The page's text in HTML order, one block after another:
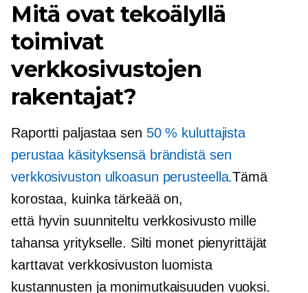
Mitä ovat tekoälyllä
toimivat
verkkosivustojen
rakentajat?
Raportti paljastaa sen 50 % kuluttajista
perustaa käsityksensä brändistä sen
verkkosivuston ulkoasun perusteella.Tämä
korostaa, kuinka tärkeää on,
että hyvin suunniteltu verkkosivusto mille
tahansa yritykselle. Silti monet pienyrittäjät
karttavat verkkosivuston luomista
kustannusten ja monimutkaisuuden vuoksi.